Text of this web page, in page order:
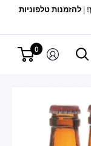
| להזמנות טלפוניות
0